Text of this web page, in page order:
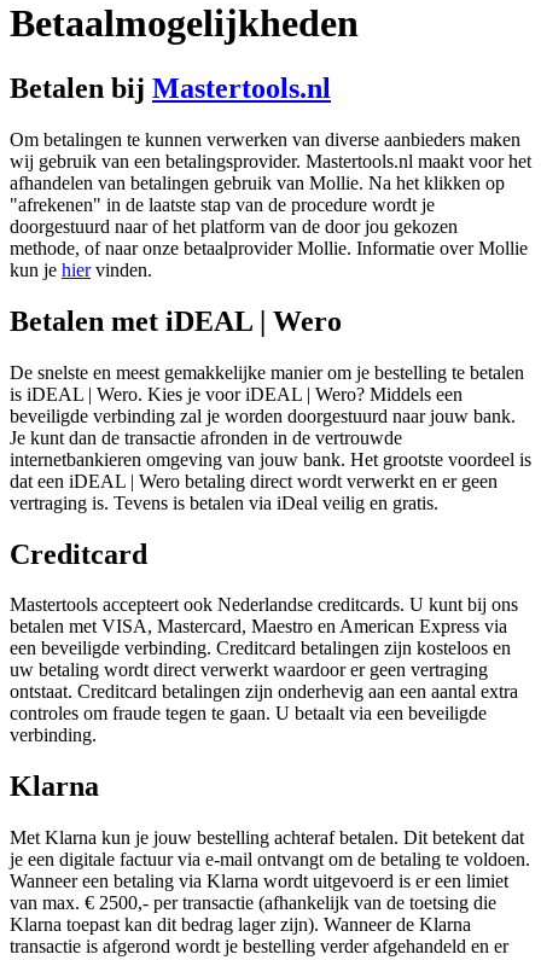
Betaalmogelijkheden
Betalen bij Mastertools.nl
Om betalingen te kunnen verwerken van diverse aanbieders maken
wij gebruik van een betalingsprovider. Mastertools.nl maakt voor het
afhandelen van betalingen gebruik van Mollie. Na het klikken op
"afrekenen" in de laatste stap van de procedure wordt je
doorgestuurd naar of het platform van de door jou gekozen
methode, of naar onze betaalprovider Mollie. Informatie over Mollie
kun je hiervinden.
Betalen met iDEAL | Wero
De snelste en meest gemakkelijke manier om je bestelling te betalen
is iDEAL | Wero. Kies je voor iDEAL | Wero? Middels een
beveiligde verbinding zal je worden doorgestuurd naar jouw bank.
Je kunt dan de transactie afronden in de vertrouwde
internetbankieren omgeving van jouw bank. Het grootste voordeel is
dat een iDEAL | Wero betaling direct wordt verwerkt en er geen
vertraging is. Tevens is betalen via iDeal veilig en gratis.
Creditcard
Mastertools accepteert ook Nederlandse creditcards. U kunt bij ons
betalen met VISA, Mastercard, Maestro en American Express via
een beveiligde verbinding. Creditcard betalingen zijn kosteloos en
uw betaling wordt direct verwerkt waardoor er geen vertraging
ontstaat. Creditcard betalingen zijn onderhevig aan een aantal extra
controles om fraude tegen te gaan. U betaalt via een beveiligde
verbinding.
Klarna
Met Klarna kun je jouw bestelling achteraf betalen. Dit betekent dat
je een digitale factuur via e-mail ontvangt om de betaling te voldoen.
Wanneer een betaling via Klarna wordt uitgevoerd is er een limiet
van max. € 2500,- per transactie (afhankelijk van de toetsing die
Klarna toepast kan dit bedrag lager zijn). Wanneer de Klarna
transactie is afgerond wordt je bestelling verder afgehandeld en er